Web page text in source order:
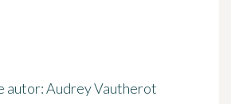
autor: Audrey Vautherot